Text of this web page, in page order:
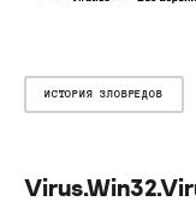
ИСТОРИЯ ЗЛОВРЕДОВ